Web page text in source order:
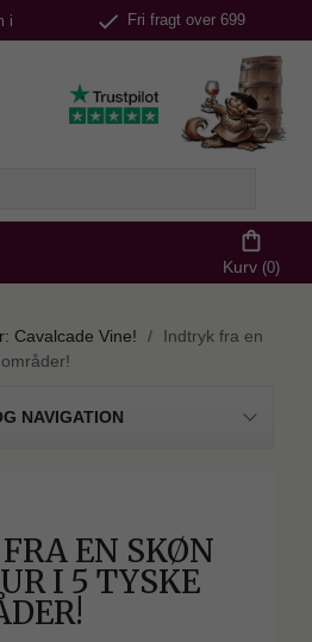
i check Fri fragt over 699
shopping_bag
Kurv (0)
Cavalcade Vine!
Indtryk fra en
NAVIGATION
EN SKØN
I 5 TYSKE